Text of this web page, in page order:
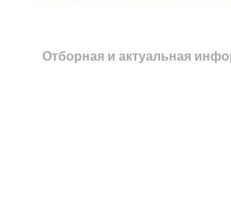
Отборная и актуальная